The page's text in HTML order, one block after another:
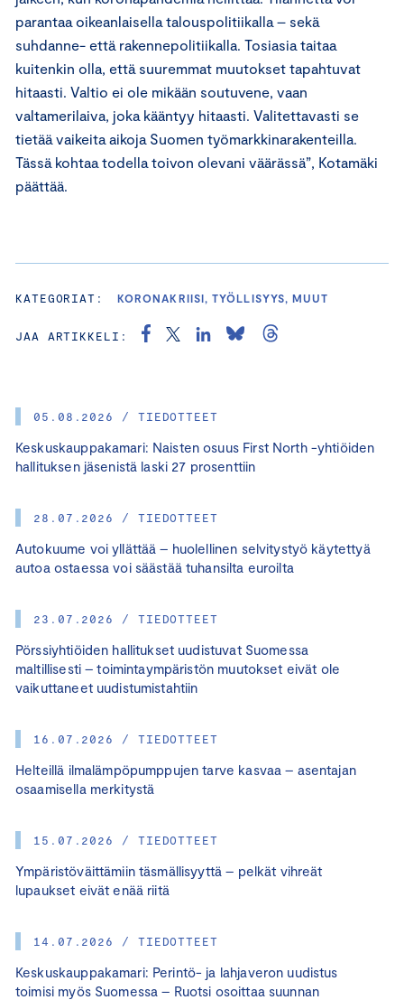
05.08.2026 / TIEDOTTEET
Keskuskauppakamari: Naisten osuus First North -yhtiöiden
hallituksen jäsenistä laski 27 prosenttiin
28.07.2026 / TIEDOTTEET
Autokuume voi yllättää – huolellinen selvitystyö käytettyä
autoa ostaessa voi säästää tuhansilta euroilta
23.07.2026 / TIEDOTTEET
Pörssiyhtiöiden hallitukset uudistuvat Suomessa
maltillisesti – toimintaympäristön muutokset eivät ole
vaikuttaneet uudistumistahtiin
16.07.2026 / TIEDOTTEET
Helteillä ilmalämpöpumppujen tarve kasvaa – asentajan
osaamisella merkitystä
15.07.2026 / TIEDOTTEET
Ympäristöväittämiin täsmällisyyttä – pelkät vihreät
lupaukset eivät enää riitä
14.07.2026 / TIEDOTTEET
Keskuskauppakamari: Perintö- ja lahjaveron uudistus
toimisi myös Suomessa – Ruotsi osoittaa suunnan
parantaa oikeanlaisella talouspolitiikalla – sekä
suhdanne- että rakennepolitiikalla. Tosiasia taitaa
kuitenkin olla, että suuremmat muutokset tapahtuvat
hitaasti. Valtio ei ole mikään soutuvene, vaan
valtamerilaiva, joka kääntyy hitaasti. Valitettavasti se
tietää vaikeita aikoja Suomen työmarkkinarakenteilla.
Tässä kohtaa todella toivon olevani väärässä”, Kotamäki
päättää.
KATEGORIAT: KORONAKRIISI, TYÖLLISYYS, MUUT
JAA ARTIKKELI: